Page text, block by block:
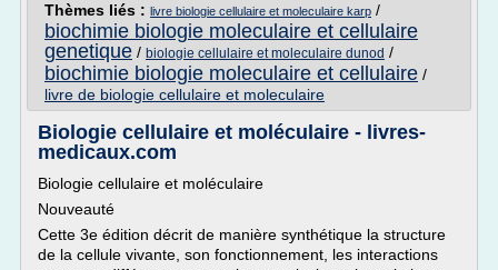
Thèmes liés : livre biologie cellulaire et moleculaire karp /
biochimie biologie moleculaire et cellulaire
genetique / biologie cellulaire et moleculaire dunod /
biochimie biologie moleculaire et cellulaire /
livre de biologie cellulaire et moleculaire
Biologie cellulaire et moléculaire - livres-
medicaux.com
Biologie cellulaire et moléculaire
Nouveauté
Cette 3e édition décrit de manière synthétique la structure
de la cellule vivante, son fonctionnement, les interactions